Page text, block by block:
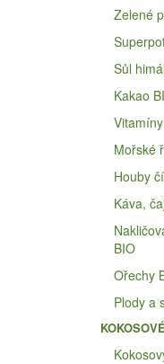
Zelené
Sůl
Kakao
Mořské
Houby
Káva,
BIO
Ořechy
Plody a